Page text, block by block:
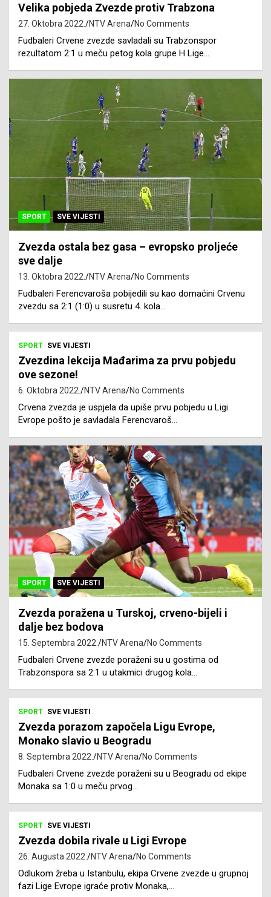
Velika pobjeda Zvezde protiv Trabzona
27. Oktobra 2022. NTV Arena No Comments
Fudbaleri Crvene zvezde savladali su Trabzonspor
rezultatom 2:1 u meču petog kola grupe H Lige…
SPORT SVE VIJESTI
Zvezda ostala bez gasa – evropsko proljeće
sve dalje
13. Oktobra 2022. NTV Arena No Comments
Fudbaleri Ferencvaroša pobijedili su kao domaćini Crvenu
zvezdu sa 2:1 (1:0) u susretu 4. kola…
SPORT SVE VIJESTI
Zvezdina lekcija Mađarima za prvu pobjedu
ove sezone!
6. Oktobra 2022. NTV Arena No Comments
Crvena zvezda je uspjela da upiše prvu pobjedu u Ligi
Evrope pošto je savladala Ferencvaroš…
SPORT SVE VIJESTI
Zvezda poražena u Turskoj, crveno-bijeli i
dalje bez bodova
15. Septembra 2022. NTV Arena No Comments
Fudbaleri Crvene zvezde poraženi su u gostima od
Trabzonspora sa 2:1 u utakmici drugog kola…
SPORT SVE VIJESTI
Zvezda porazom započela Ligu Evrope,
Monako slavio u Beogradu
8. Septembra 2022. NTV Arena No Comments
Fudbaleri Crvene zvezde poraženi su u Beogradu od ekipe
Monaka sa 1:0 u meču prvog…
SPORT SVE VIJESTI
Zvezda dobila rivale u Ligi Evrope
26. Augusta 2022. NTV Arena No Comments
Odlukom žreba u Istanbulu, ekipa Crvene zvezde u grupnoj
fazi Lige Evrope igraće protiv Monaka,…